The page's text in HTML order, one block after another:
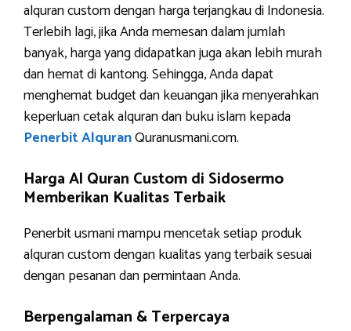
alquran custom dengan harga terjangkau di Indonesia.
Terlebih lagi, jika Anda memesan dalam jumlah
banyak, harga yang didapatkan juga akan lebih murah
dan hemat di kantong. Sehingga, Anda dapat
menghemat budget dan keuangan jika menyerahkan
keperluan cetak alquran dan buku islam kepada
Penerbit AlquranQuranusmani.com.
Harga Al Quran Custom di Sidosermo
Memberikan Kualitas Terbaik
Penerbit usmani mampu mencetak setiap produk
alquran custom dengan kualitas yang terbaik sesuai
dengan pesanan dan permintaan Anda.
Berpengalaman & Terpercaya